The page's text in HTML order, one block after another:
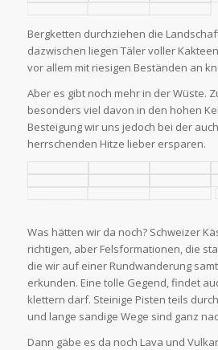
Bergketten durchziehen die
dazwischen liegen Täler voller
vor allem mit riesigen Beständen an
Aber es gibt noch mehr in der Wüste.
besonders viel davon in den hohen
Besteigung wir uns jedoch bei der
herrschenden Hitze lieber ersparen.
Was hätten wir da noch? Schweizer
richtigen, aber Felsformationen, die
die wir auf einer Rundwanderung
erkunden. Eine tolle Gegend, findet
klettern darf. Steinige Pisten teils
und lange sandige Wege sind ganz
Dann gäbe es da noch Lava und